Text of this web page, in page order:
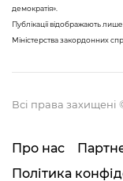
демократія».
Публікації відображають
Міністерства закордонних
Всі права
Про нас
Політика